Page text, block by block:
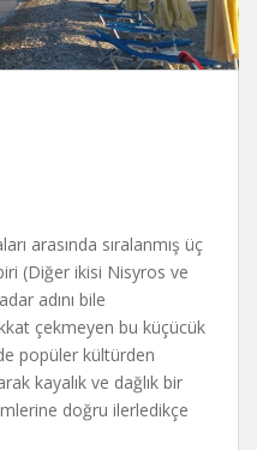
arasında sıralanmış üç
(Diğer ikisi Nisyros ve
adını bile
çekmeyen bu küçücük
popüler kültürden
kayalık ve dağlık bir
doğru ilerledikçe